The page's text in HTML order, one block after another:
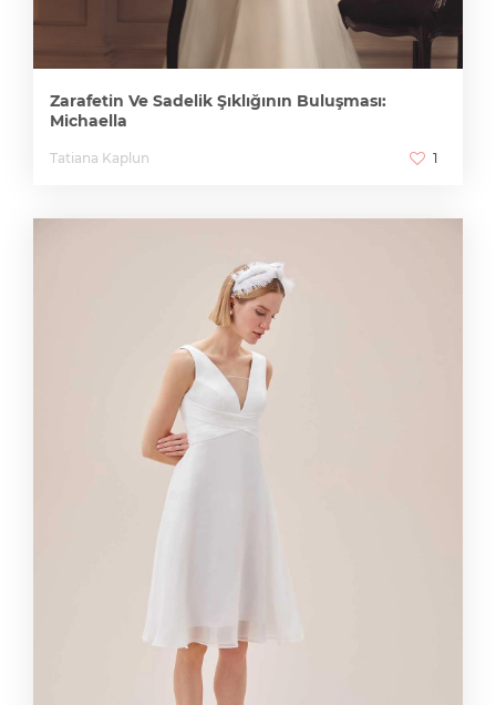
Zarafetin Ve Sadelik Şıklığının Buluşması:
Michaella
Tatiana Kaplun 1